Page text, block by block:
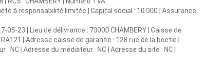
à responsabilité limitée | Capital social : 10 000 | Assurance
05-23 | Lieu de délivrance : 73000 CHAMBERY | Caisse de
| Adresse caisse de garantie : 128 rue de la boetie |
NC | Adresse du médiateur : NC | Adresse du site : NC |